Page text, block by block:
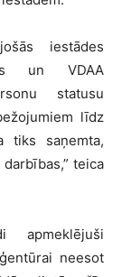
iestādes
un VDAA
statusu
līdz
tiks saņemta,
teica
apmeklējuši
neesot